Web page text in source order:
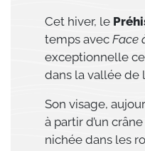
Cet hiver, le
temps avec Face
exceptionnelle
dans la vallée de
Son visage,
à partir d’un
nichée dans les